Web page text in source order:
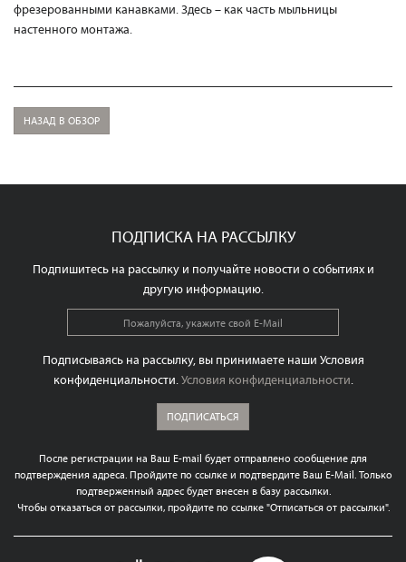
фрезерованными канавками. Здесь – как часть мыльницы
настенного монтажа.
НАЗАД В ОБЗОР
ПОДПИСКА НА РАССЫЛКУ
Подпишитесь на рассылку и получайте новости о событиях и
другую информацию.
Подписываясь на рассылку, вы принимаете наши Условия
конфиденциальности.Условия конфиденциальности.
ПОДПИСАТЬСЯ
После регистрации на Ваш E-mail будет отправлено сообщение для
подтверждения адреса. Пройдите по ссылке и подтвердите Ваш E-Mail. Только
подтверженный адрес будет внесен в базу рассылки.
Чтобы отказаться от рассылки, пройдите по ссылке "Отписаться от рассылки".